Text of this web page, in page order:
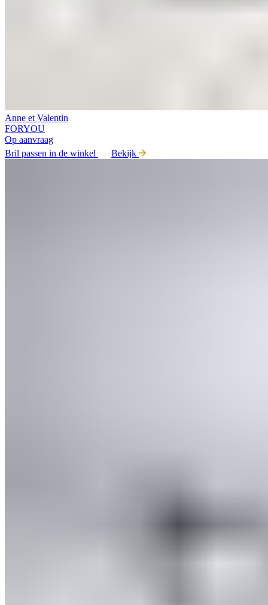
Anne et Valentin
FORYOU
Op aanvraag
Bril passen in de winkel
Bekijk